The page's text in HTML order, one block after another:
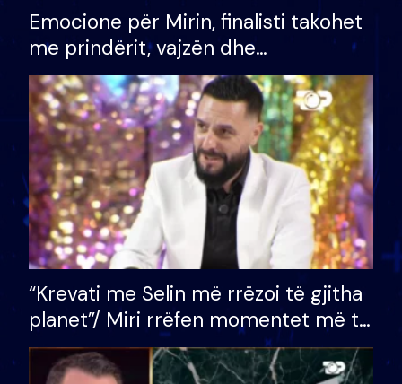
Emocione për Mirin, finalisti takohet
me prindërit, vajzën dhe
bashkëshorten: S’kemi ndonjë letër
divorci apo jo?
“Krevati me Selin më rrëzoi të gjitha
planet”/ Miri rrëfen momentet më të
bukura në shtëpinë e BB VIP: Do më
mungojë zilja e mëngjesit kur…